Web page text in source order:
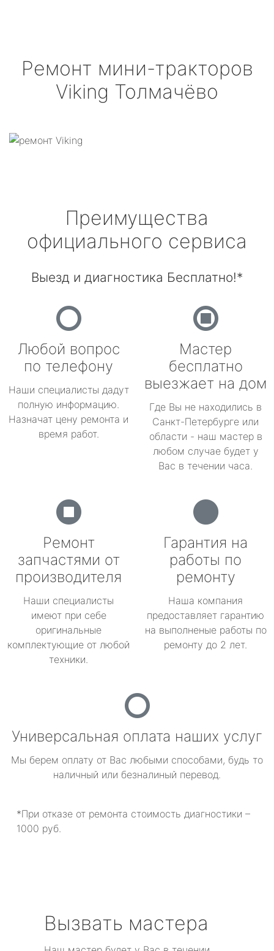
Ремонт мини-тракторов
Viking Толмачёво
Преимущества
официального сервиса
Выезд и диагностика Бесплатно!*
Любой вопрос
по телефону
Наши специалисты дадут
полную информацию.
Назначат цену ремонта и
время работ.
Мастер
бесплатно
выезжает на дом
Где Вы не находились в
Санкт-Петербурге или
области - наш мастер в
любом случае будет у
Вас в течении часа.
Ремонт
запчастями от
производителя
Наши специалисты
имеют при себе
оригинальные
комплектующие от любой
техники.
Гарантия на
работы по
ремонту
Наша компания
предоставляет гарантию
на выполненые работы по
ремонту до 2 лет.
Универсальная оплата наших услуг
Мы берем оплату от Вас любыми способами, будь то
наличный или безналиный перевод.
*При отказе от ремонта стоимость диагностики –
1000 руб.
Вызвать мастера